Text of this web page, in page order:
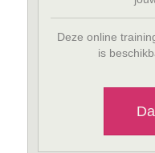
Deze online
is